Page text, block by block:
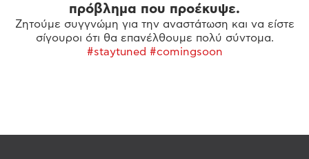
πρόβλημα που προέκυψε.
Ζητούμε συγγνώμη για την αναστάτωση και να είστε
σίγουροι ότι θα επανέλθουμε πολύ σύντομα.
#staytuned #comingsoon